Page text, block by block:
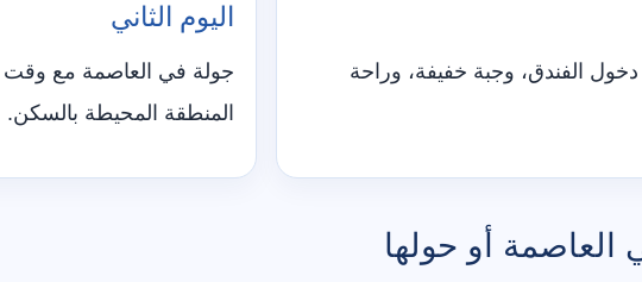
الفندق، وجبة خفيفة، وراحة
اليوم الثاني
جولة في العاصمة مع
المنطقة المحيطة بالسكن.